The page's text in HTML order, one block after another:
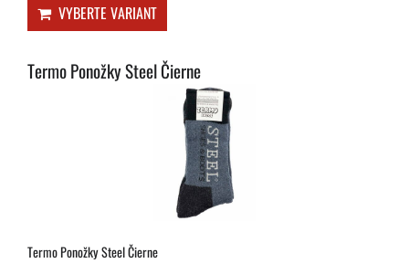
VYBERTE VARIANT
Termo Ponožky Steel Čierne
Termo Ponožky Steel Čierne